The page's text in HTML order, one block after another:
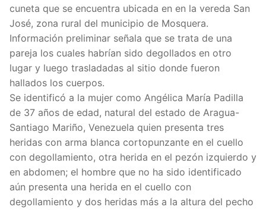
cuneta que se encuentra ubicada en en la vereda San
José, zona rural del municipio de Mosquera.
Información preliminar señala que se trata de una
pareja los cuales habrían sido degollados en otro
lugar y luego trasladadas al sitio donde fueron
hallados los cuerpos.
Se identificó a la mujer como Angélica María Padilla
de 37 años de edad, natural del estado de Aragua-
Santiago Mariño, Venezuela quien presenta tres
heridas con arma blanca cortopunzante en el cuello
con degollamiento, otra herida en el pezón izquierdo y
en abdomen; el hombre que no ha sido identificado
aún presenta una herida en el cuello con
degollamiento y dos heridas más a la altura del pecho